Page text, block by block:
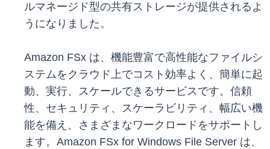
ルマネージド型の共有ストレージが提供されるよ
うになりました。
Amazon FSx は、機能豊富で高性能なファイルシ
ステムをクラウド上でコスト効率よく、簡単に起
動、実行、スケールできるサービスです。信頼
性、セキュリティ、スケーラビリティ、幅広い機
能を備え、さまざまなワークロードをサポートし
ます。Amazon FSx for Windows File Server は、